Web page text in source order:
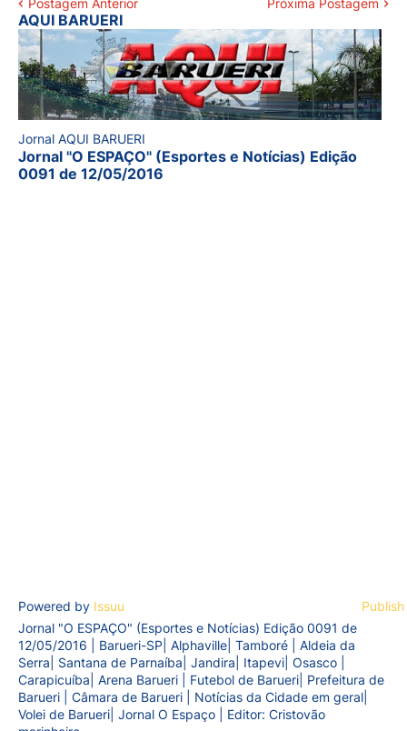
Postagem Anterior Próxima Postagem
AQUI BARUERI
Jornal AQUI BARUERI
Jornal "O ESPAÇO" (Esportes e Notícias) Edição
0091 de 12/05/2016
Powered by Issuu
Jornal "O ESPAÇO" (Esportes e Notícias) Edição 0091 de
12/05/2016 | Barueri-SP| Alphaville| Tamboré | Aldeia da
Serra| Santana de Parnaíba| Jandira| Itapevi| Osasco |
Carapicuíba| Arena Barueri | Futebol de Barueri| Prefeitura de
Barueri | Câmara de Barueri | Notícias da Cidade em geral|
Volei de Barueri| Jornal O Espaço | Editor: Cristovão